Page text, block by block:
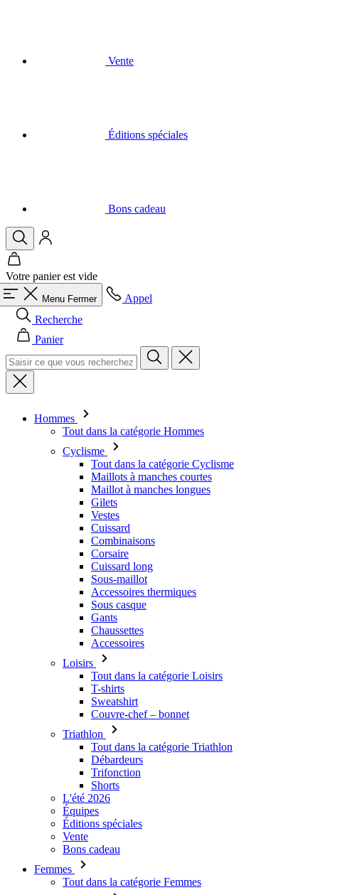
Vente
Éditions spéciales
Bons cadeau
Votre panier est vide
Menu Fermer
Appel
Recherche
Panier
Hommes
Tout dans la catégorie Hommes
Cyclisme
Tout dans la catégorie Cyclisme
Maillots à manches courtes
Maillot à manches longues
Gilets
Vestes
Cuissard
Combinaisons
Corsaire
Cuissard long
Sous-maillot
Accessoires thermiques
Sous casque
Gants
Chaussettes
Accessoires
Loisirs
Tout dans la catégorie Loisirs
T-shirts
Sweatshirt
Couvre-chef – bonnet
Triathlon
Tout dans la catégorie Triathlon
Débardeurs
Trifonction
Shorts
L'été 2026
Équipes
Éditions spéciales
Vente
Bons cadeau
Femmes
Tout dans la catégorie Femmes